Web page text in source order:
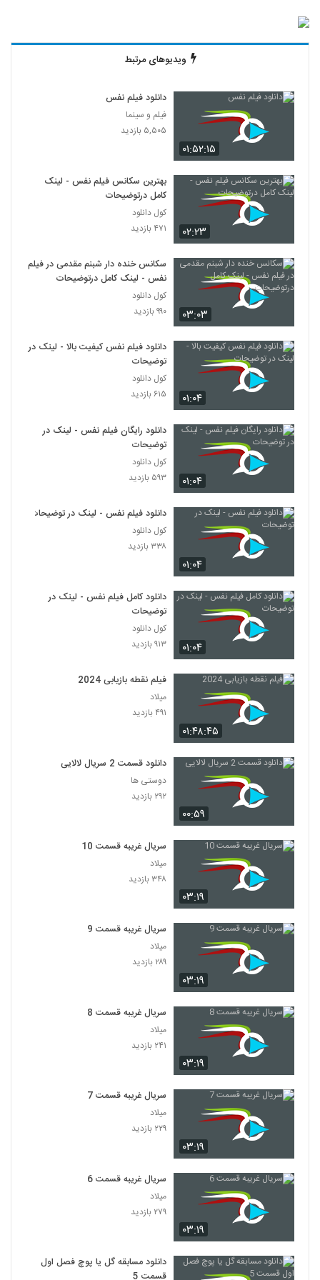
ویدیوهای مرتبط
۰۱:۵۲:۱۵
دانلود فیلم نفس
فیلم و سینما
۵,۵۰۵ بازدید
۰۲:۲۳
بهترین سکانس فیلم نفس - لینک
کامل درتوضیحات
کول دانلود
۴۷۱ بازدید
۰۳:۰۳
سکانس خنده دار شبنم مقدمی در فیلم
نفس - لینک کامل درتوضیحات
کول دانلود
۹۹۰ بازدید
۰۱:۰۴
دانلود فیلم نفس کیفیت بالا - لینک در
توضیحات
کول دانلود
۶۱۵ بازدید
۰۱:۰۴
دانلود رایگان فیلم نفس - لینک در
توضیحات
کول دانلود
۵۹۳ بازدید
۰۱:۰۴
دانلود فیلم نفس - لینک در توضیحات
کول دانلود
۳۳۸ بازدید
۰۱:۰۴
دانلود کامل فیلم نفس - لینک در
توضیحات
کول دانلود
۹۱۳ بازدید
۰۱:۴۸:۴۵
فیلم نقطه بازیابی 2024
میلاد
۴۹۱ بازدید
۰۰:۵۹
دانلود قسمت 2 سریال لالایی
دوستی ها
۲۹۲ بازدید
۰۳:۱۹
سریال غریبه قسمت 10
میلاد
۳۴۸ بازدید
۰۳:۱۹
سریال غریبه قسمت 9
میلاد
۲۸۹ بازدید
۰۳:۱۹
سریال غریبه قسمت 8
میلاد
۲۴۱ بازدید
۰۳:۱۹
سریال غریبه قسمت 7
میلاد
۲۲۹ بازدید
۰۳:۱۹
سریال غریبه قسمت 6
میلاد
۲۷۹ بازدید
دانلود مسابقه گل یا پوچ فصل اول
قسمت 5